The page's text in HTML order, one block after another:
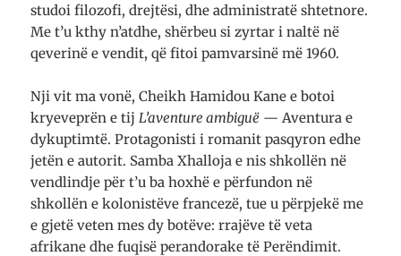
studoi filozofi, drejtësi, dhe administratë shtetnore.
Me t’u kthy n’atdhe, shërbeu si zyrtar i naltë në
qeverinë e vendit, që fitoi pamvarsinë më 1960.
Nji vit ma vonë, Cheikh Hamidou Kane e botoi
kryeveprën e tij L’aventure ambiguë — Aventura e
dykuptimtë. Protagonisti i romanit pasqyron edhe
jetën e autorit. Samba Xhalloja e nis shkollën në
vendlindje për t’u ba hoxhë e përfundon në
shkollën e kolonistëve francezë, tue u përpjekë me
e gjetë veten mes dy botëve: rrajëve të veta
afrikane dhe fuqisë perandorake të Perëndimit.